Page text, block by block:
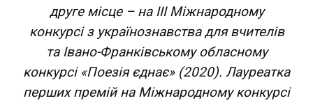
друге місце – на III Міжнародному
конкурсі з українознавства для вчителів
та Івано-Франківському обласному
конкурсі «Поезія єднає» (2020). Лауреатка
перших премій на Міжнародному конкурсі